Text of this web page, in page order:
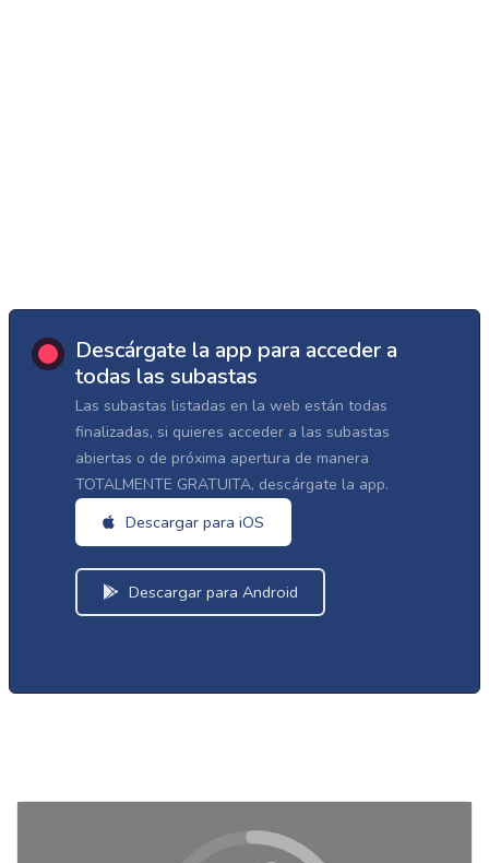
Descárgate la app para acceder a
todas las subastas
Las subastas listadas en la web están todas
finalizadas, si quieres acceder a las subastas
abiertas o de próxima apertura de manera
TOTALMENTE GRATUITA, descárgate la app.
Descargar para iOS
Descargar para Android